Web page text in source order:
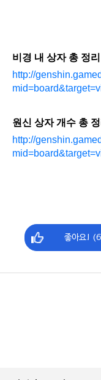
비경 내 상자 총 정리
http://
원신 상자 개수 총 정
http://
좋아요!